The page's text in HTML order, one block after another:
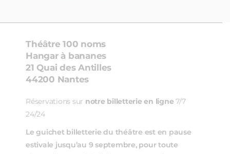
Théâtre 100 noms
Hangar à bananes
21 Quai des Antilles
44200 Nantes
Réservations sur notre billetterie en ligne 7/7
24/24
Le guichet billetterie du théâtre est en pause
estivale jusqu’au 9 septembre, pour toute